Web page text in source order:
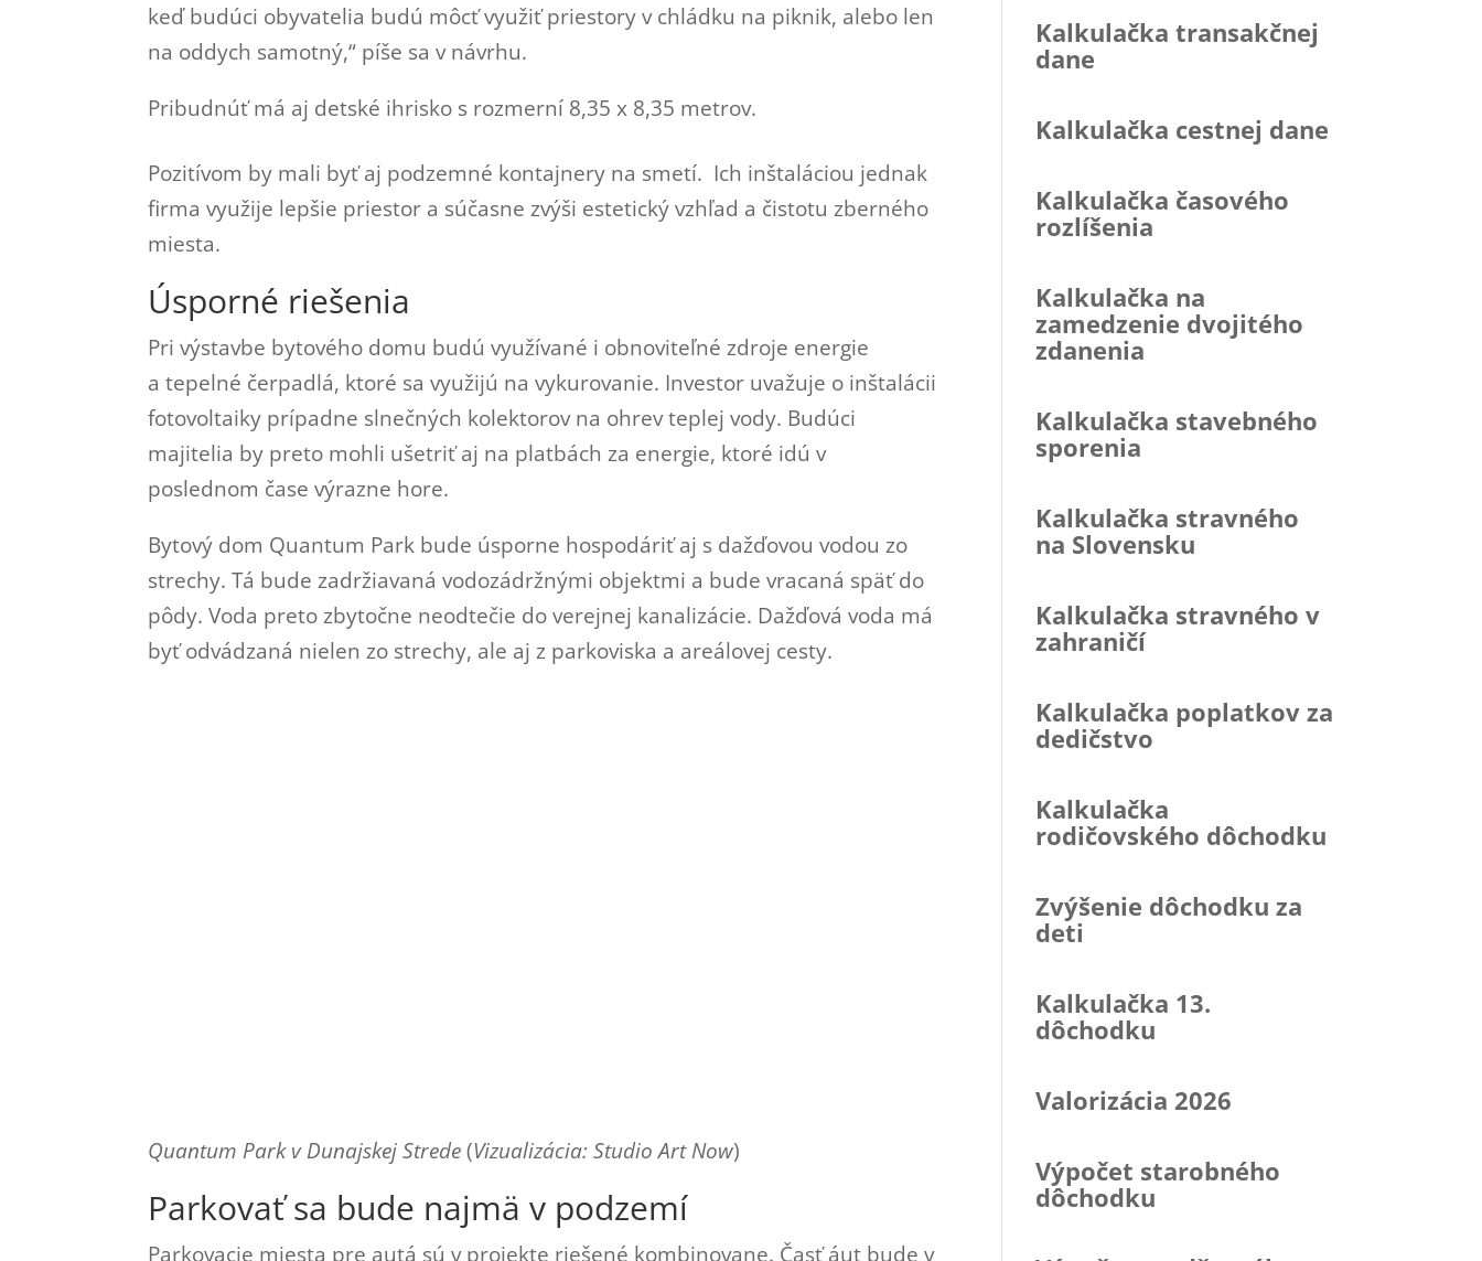
keď budúci obyvatelia budú môcť využiť priestory v chládku na piknik, alebo len
na oddych samotný,“ píše sa v návrhu.
Pribudnúť má aj detské ihrisko s rozmerní 8,35 x 8,35 metrov.
Pozitívom by mali byť aj podzemné kontajnery na smetí. Ich inštaláciou jednak
firma využije lepšie priestor a súčasne zvýši estetický vzhľad a čistotu zberného
miesta.
Úsporné riešenia
Pri výstavbe bytového domu budú využívané i obnoviteľné zdroje energie
a tepelné čerpadlá, ktoré sa využijú na vykurovanie. Investor uvažuje o inštalácii
fotovoltaiky prípadne slnečných kolektorov na ohrev teplej vody. Budúci
majitelia by preto mohli ušetriť aj na platbách za energie, ktoré idú v
poslednom čase výrazne hore.
Bytový dom Quantum Park bude úsporne hospodáriť aj s dažďovou vodou zo
strechy. Tá bude zadržiavaná vodozádržnými objektmi a bude vracaná späť do
pôdy. Voda preto zbytočne neodtečie do verejnej kanalizácie. Dažďová voda má
byť odvádzaná nielen zo strechy, ale aj z parkoviska a areálovej cesty.
Quantum Park v Dunajskej Strede(Vizualizácia: Studio Art Now)
Parkovať sa bude najmä v podzemí
Parkovacie miesta pre autá sú v projekte riešené kombinovane. Časť áut bude v
Kalkulačka transakčnej
dane
Kalkulačka cestnej dane
Kalkulačka časového
rozlíšenia
Kalkulačka na
zamedzenie dvojitého
zdanenia
Kalkulačka stavebného
sporenia
Kalkulačka stravného
na Slovensku
Kalkulačka stravného v
zahraničí
Kalkulačka poplatkov za
dedičstvo
Kalkulačka
rodičovského dôchodku
Zvýšenie dôchodku za
deti
Kalkulačka 13.
dôchodku
Valorizácia 2026
Výpočet starobného
dôchodku